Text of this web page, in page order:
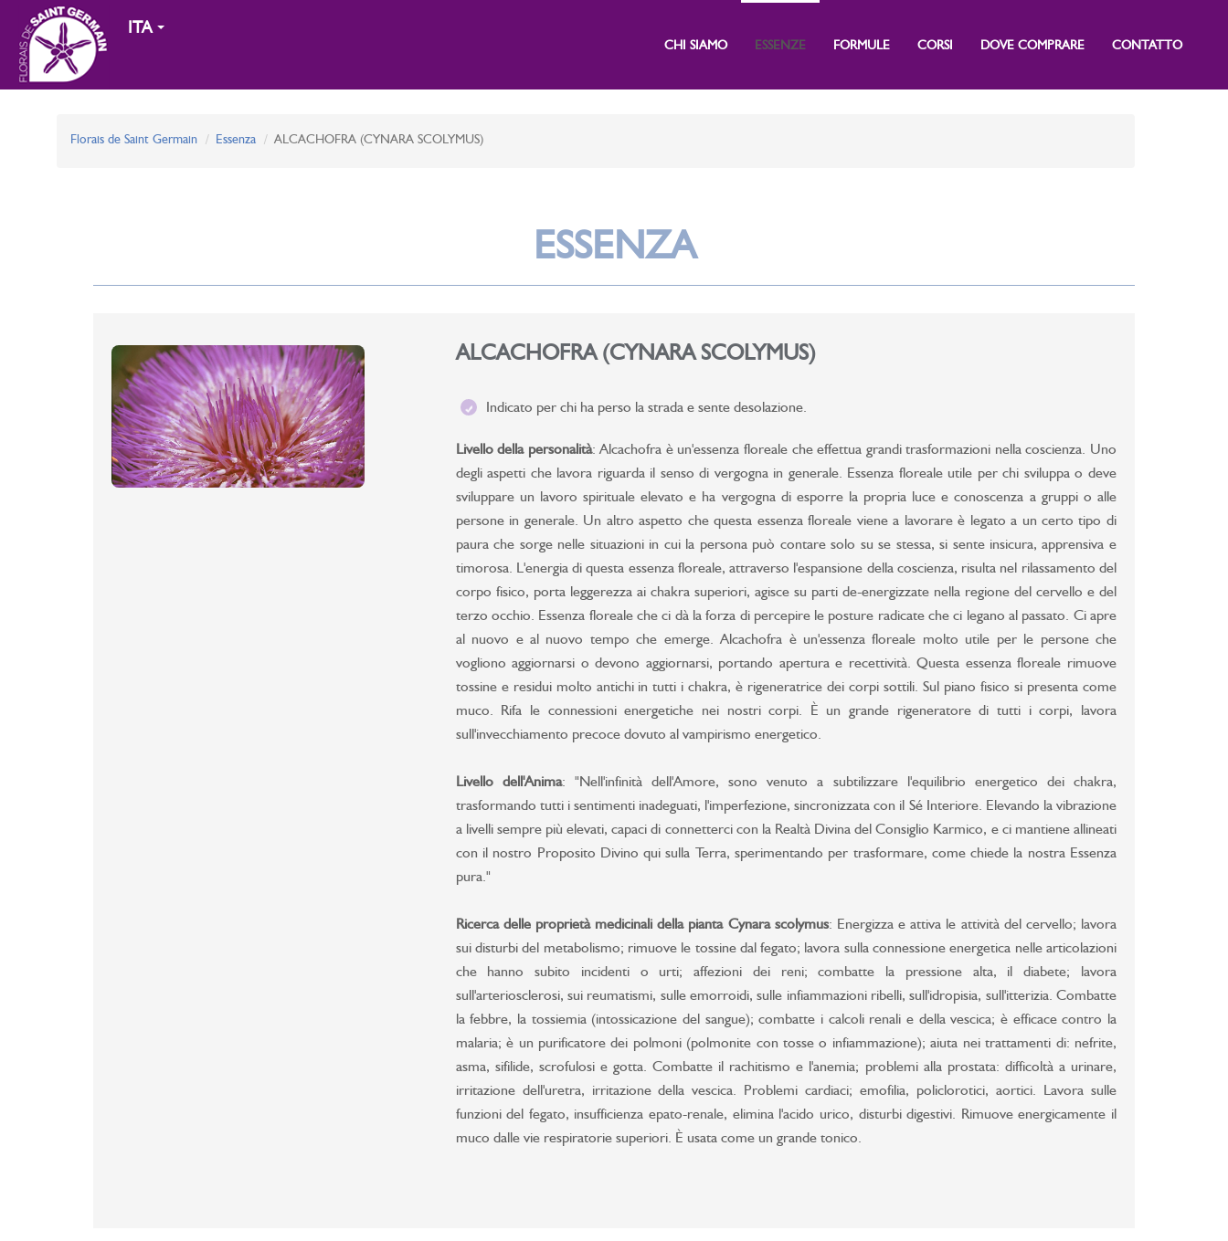
ITA
CHI SIAMO ESSENZE FORMULE CORSI DOVE COMPRARE CONTATTO
Florais de Saint Germain Essenza ALCACHOFRA (CYNARA SCOLYMUS)
ESSENZA
ALCACHOFRA (CYNARA SCOLYMUS)
Indicato per chi ha perso la strada e sente desolazione.
Livello della personalità: Alcachofra è un'essenza floreale che effettua grandi trasformazioni nella coscienza. Uno
degli aspetti che lavora riguarda il senso di vergogna in generale. Essenza floreale utile per chi sviluppa o deve
sviluppare un lavoro spirituale elevato e ha vergogna di esporre la propria luce e conoscenza a gruppi o alle
persone in generale. Un altro aspetto che questa essenza floreale viene a lavorare è legato a un certo tipo di
paura che sorge nelle situazioni in cui la persona può contare solo su se stessa, si sente insicura, apprensiva e
timorosa. L'energia di questa essenza floreale, attraverso l'espansione della coscienza, risulta nel rilassamento del
corpo fisico, porta leggerezza ai chakra superiori, agisce su parti de-energizzate nella regione del cervello e del
terzo occhio. Essenza floreale che ci dà la forza di percepire le posture radicate che ci legano al passato. Ci apre
al nuovo e al nuovo tempo che emerge. Alcachofra è un'essenza floreale molto utile per le persone che
vogliono aggiornarsi o devono aggiornarsi, portando apertura e recettività. Questa essenza floreale rimuove
tossine e residui molto antichi in tutti i chakra, è rigeneratrice dei corpi sottili. Sul piano fisico si presenta come
muco. Rifa le connessioni energetiche nei nostri corpi. È un grande rigeneratore di tutti i corpi, lavora
sull'invecchiamento precoce dovuto al vampirismo energetico.
Livello dell'Anima: "Nell'infinità dell'Amore, sono venuto a subtilizzare l'equilibrio energetico dei chakra,
trasformando tutti i sentimenti inadeguati, l'imperfezione, sincronizzata con il Sé Interiore. Elevando la vibrazione
a livelli sempre più elevati, capaci di connetterci con la Realtà Divina del Consiglio Karmico, e ci mantiene allineati
con il nostro Proposito Divino qui sulla Terra, sperimentando per trasformare, come chiede la nostra Essenza
pura."
Ricerca delle proprietà medicinali della pianta Cynara scolymus: Energizza e attiva le attività del cervello; lavora
sui disturbi del metabolismo; rimuove le tossine dal fegato; lavora sulla connessione energetica nelle articolazioni
che hanno subito incidenti o urti; affezioni dei reni; combatte la pressione alta, il diabete; lavora
sull'arteriosclerosi, sui reumatismi, sulle emorroidi, sulle infiammazioni ribelli, sull'idropisia, sull'itterizia. Combatte
la febbre, la tossiemia (intossicazione del sangue); combatte i calcoli renali e della vescica; è efficace contro la
malaria; è un purificatore dei polmoni (polmonite con tosse o infiammazione); aiuta nei trattamenti di: nefrite,
asma, sifilide, scrofulosi e gotta. Combatte il rachitismo e l'anemia; problemi alla prostata: difficoltà a urinare,
irritazione dell'uretra, irritazione della vescica. Problemi cardiaci; emofilia, policlorotici, aortici. Lavora sulle
funzioni del fegato, insufficienza epato-renale, elimina l'acido urico, disturbi digestivi. Rimuove energicamente il
muco dalle vie respiratorie superiori. È usata come un grande tonico.